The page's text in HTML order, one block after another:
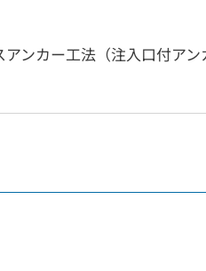
ンカー工法（注入口付アン